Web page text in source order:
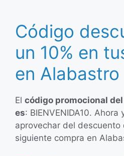
Código
un 10% en
en Alabastro
El código promocional
es: BIENVENIDA10. Ahora
aprovechar del descuento
siguiente compra en